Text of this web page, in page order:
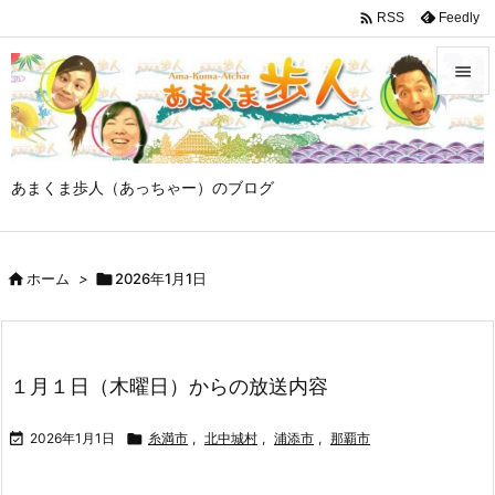
あまくま歩人（あっちゃー）のブログ


メニュ

 RSS Feedly
ホーム > 2026年1月1日
１月１日（木曜日）からの放送内容
 2026年1月1日  糸満市 , 北中城村 , 浦添市 , 那覇市